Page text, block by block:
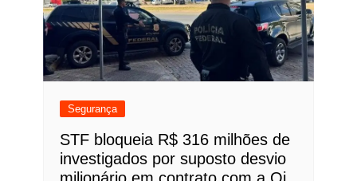
Segurança
STF bloqueia R$ 316 milhões de
investigados por suposto desvio